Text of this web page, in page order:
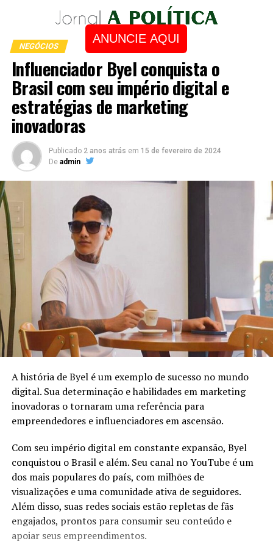
ANUNCIE AQUI
NEGÓCIOS
Influenciador Byel conquista o
Brasil com seu império digital e
estratégias de marketing
inovadoras
Publicado 2 anos atrás em 15 de fevereiro de 2024
De admin
A história de Byel é um exemplo de sucesso no mundo
digital. Sua determinação e habilidades em marketing
inovadoras o tornaram uma referência para
empreendedores e influenciadores em ascensão.
Com seu império digital em constante expansão, Byel
conquistou o Brasil e além. Seu canal no YouTube é um
dos mais populares do país, com milhões de
visualizações e uma comunidade ativa de seguidores.
Além disso, suas redes sociais estão repletas de fãs
engajados, prontos para consumir seu conteúdo e
apoiar seus empreendimentos.